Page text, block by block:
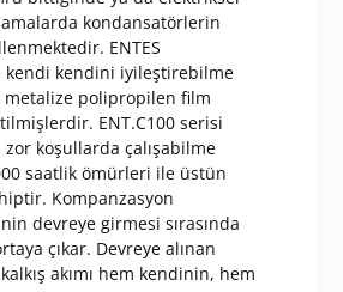
kondansatörlerin
ENTES
kendi kendini iyileştirebilme
polipropilen film
ENT.C100 serisi
koşullarda çalışabilme
saatlik ömürleri ile üstün
Kompanzasyon
devreye girmesi sırasında
çıkar. Devreye alınan
akımı hem kendinin, hem